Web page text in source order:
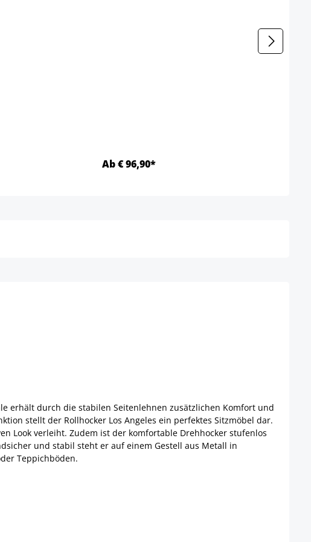
Ab € 96,90*
erhält durch die stabilen Seitenlehnen zusätzlichen Komfort und
stellt der Rollhocker Los Angeles ein perfektes Sitzmöbel dar.
Look verleiht. Zudem ist der komfortable Drehhocker stufenlos
und stabil steht er auf einem Gestell aus Metall in
Teppichböden.